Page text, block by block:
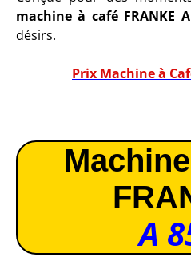
machine à café FRANKE
désirs.
Prix Machine à
A